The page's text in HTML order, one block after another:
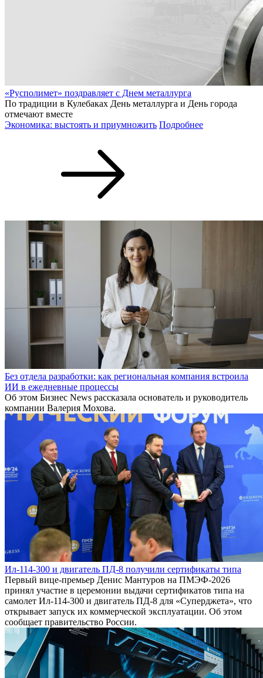
«Русполимет» поздравляет с Днем металлурга
По традиции в Кулебаках День металлурга и День города
отмечают вместе
Экономика: выстоять и приумножить Подробнее
Без отдела разработки: как региональная компания встроила
ИИ в ежедневные процессы
Об этом Бизнес News рассказала основатель и руководитель
компании Валерия Мохова.
Ил-114-300 и двигатель ПД-8 получили сертификаты типа
Первый вице-премьер Денис Мантуров на ПМЭФ-2026
принял участие в церемонии выдачи сертификатов типа на
самолет Ил-114-300 и двигатель ПД-8 для «Суперджета», что
открывает запуск их коммерческой эксплуатации. Об этом
сообщает правительство России.